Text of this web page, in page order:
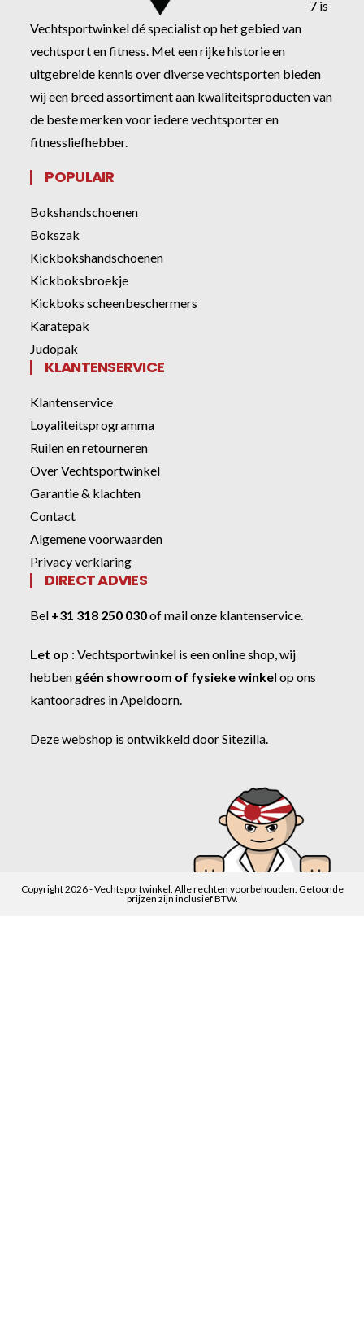
7 is
Vechtsportwinkel dé specialist op het gebied van
vechtsport en fitness. Met een rijke historie en
uitgebreide kennis over diverse vechtsporten bieden
wij een breed assortiment aan kwaliteitsproducten van
de beste merken voor iedere vechtsporter en
fitnessliefhebber.
POPULAIR
Bokshandschoenen
Bokszak
Kickbokshandschoenen
Kickboksbroekje
Kickboks scheenbeschermers
Karatepak
Judopak
KLANTENSERVICE
Klantenservice
Loyaliteitsprogramma
Ruilen en retourneren
Over Vechtsportwinkel
Garantie & klachten
Contact
Algemene voorwaarden
Privacy verklaring
DIRECT ADVIES
Bel +31 318 250 030ofmail onze klantenservice
Let op :Vechtsportwinkel is een online shop, wij
hebben géén showroom of fysieke winkel op ons
kantooradres in Apeldoorn.
Deze webshop is ontwikkeld doorSitezilla
Copyright 2026 - Vechtsportwinkel. Alle rechten voorbehouden. Getoonde
prijzen zijn inclusief BTW.